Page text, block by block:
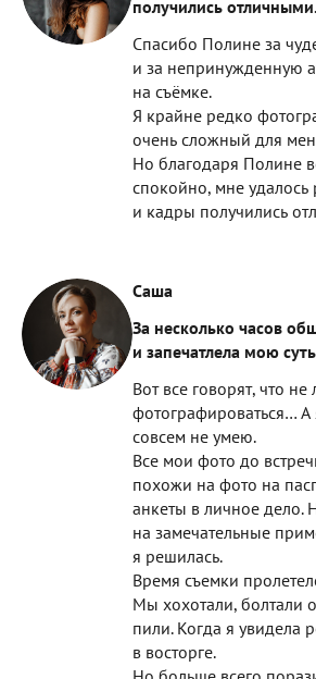
получились
Спасибо Полине за
и за непринужденную
на съёмке.
Я крайне редко
очень сложный для
Но благодаря Полине
спокойно, мне удалось
и кадры получились
Саша
За несколько часов
и запечатлела мою
Вот все говорят, что не
фотографироваться…
совсем не умею.
Все мои фото до
похожи на фото на
анкеты в личное дело.
на замечательные
я решилась.
Время съемки
Мы хохотали, болтали
пили. Когда я увидела
в восторге.